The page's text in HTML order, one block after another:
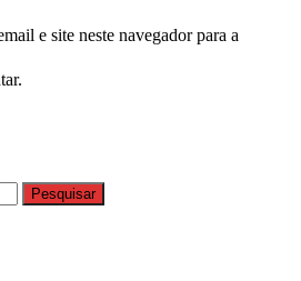
e site neste navegador para a